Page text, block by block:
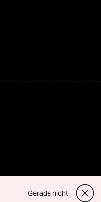
Gerade nicht